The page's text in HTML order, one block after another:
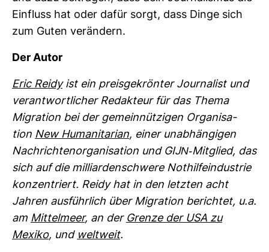
Ein­fluss hat oder dafür sorgt, dass Dinge sich
zum Guten ver­än­dern.
Der Autor
Eric Reidyist ein preis­ge­krönter Jour­na­list und
ver­ant­wort­li­cher Redak­teur für das Thema
Migra­tion bei der gemein­nüt­zigen Orga­ni­sa­
tion New Huma­ni­ta­rian, einer unab­hän­gigen
Nach­rich­ten­or­ga­ni­sa­tion und GIJN-​Mit­glied, das
sich auf die mil­li­ar­den­schwere Not­hil­fe­in­dus­trie
kon­zen­triert. Reidy hat in den letzten acht
Jahren aus­führ­lich über Migra­tion berichtet, u.a.
am Mit­tel­meer, an der Grenze der USA zu
Mexiko, und welt­weit.